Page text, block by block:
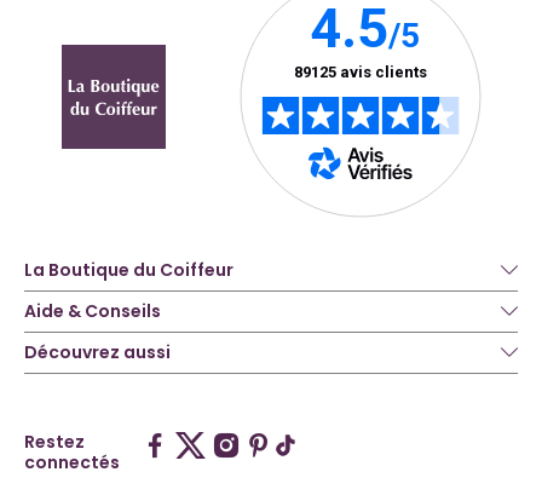
La Boutique du Coiffeur
Aide & Conseils
Découvrez aussi
Restez
connectés